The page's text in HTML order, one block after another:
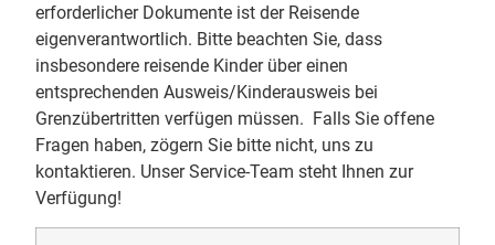
erforderlicher Dokumente ist der Reisende
eigenverantwortlich. Bitte beachten Sie, dass
insbesondere reisende Kinder über einen
entsprechenden Ausweis/Kinderausweis bei
Grenzübertritten verfügen müssen. Falls Sie offene
Fragen haben, zögern Sie bitte nicht, uns zu
kontaktieren. Unser Service-Team steht Ihnen zur
Verfügung!